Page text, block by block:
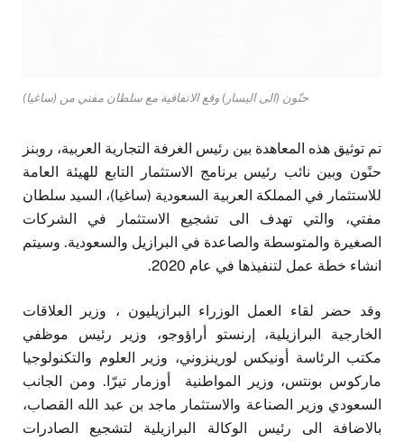
حنّون (الى اليسار) وقع الاتفاقية مع سلطان مفتي من (ساغيا)
تم توثيق هذه المعاهدة بين رئيس الغرفة التجارية العربية، روبنز
حنًون وبين نائب رئيس برنامج الاستثمار التابع للهيئة العامة
للاستثمار في المملكة العربية السعودية (ساغيا)، السيد سلطان
مفتي، والتي تهدف الى تشجيع الاستثمار في الشركات
الصغيرة والمتوسطة والصاعدة في البرازيل والسعودية. وسيتم
انشاء خطة عمل لتنفيذها في عام 2020.
وقد حضر لقاء العمل الوزراء البرازيليون ، وزير العلاقات
الخارجية البرازيلية، إرنستو أراؤوجو، وزير رئيس موظفي
مكتب الرئاسة أونيكس لورينزوني، وزير العلوم والتكنولوجيا
ماركوس بونتس، وزير المواطنية أوزمار تيرّا. ومن الجانب
السعودي وزير الصناعة والاستثمار ماجد بن عبد الله القصاب،
بالاضافة الى رئيس الوكالة البرازيلية لتشجيع الصادرات